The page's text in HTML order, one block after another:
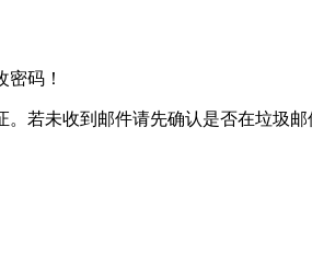
码！
若未收到邮件请先确认是否在垃圾邮